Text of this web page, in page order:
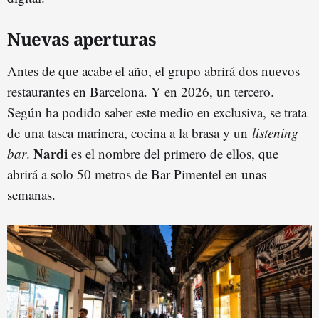
Nuevas aperturas
Antes de que acabe el año, el grupo abrirá dos nuevos
restaurantes en Barcelona. Y en 2026, un tercero.
Según ha podido saber este medio en exclusiva, se trata
de una tasca marinera, cocina a la brasa y un listening
bar. Nardi es el nombre del primero de ellos, que
abrirá a solo 50 metros de Bar Pimentel en unas
semanas.